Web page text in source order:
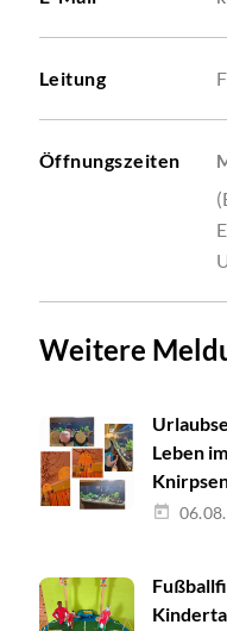
Leitung
Öffnungszeiten
Weitere
Leben